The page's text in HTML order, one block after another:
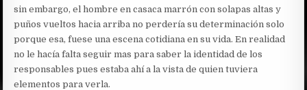
sin embargo, el hombre en casaca marrón con solapas altas y
puños vueltos hacia arriba no perdería su determinación solo
porque esa, fuese una escena cotidiana en su vida. En realidad
no le hacía falta seguir mas para saber la identidad de los
responsables pues estaba ahí a la vista de quien tuviera
elementos para verla.